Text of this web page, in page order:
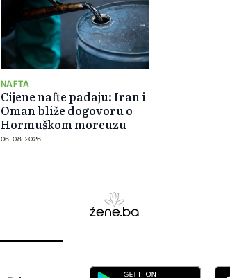
NAFTA
Cijene nafte padaju: Iran i
Oman bliže dogovoru o
Hormuškom moreuzu
06. 08. 2026.